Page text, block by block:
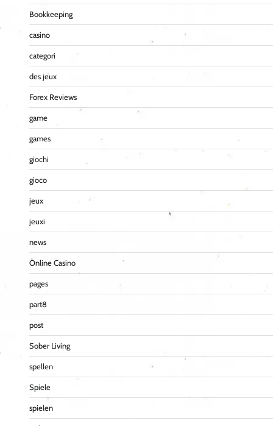
Bookkeeping
casino
categori
des jeux
Forex Reviews
game
games
giochi
gioco
jeux
jeuxi
news
Online Casino
pages
part8
post
Sober Living
spellen
Spiele
spielen